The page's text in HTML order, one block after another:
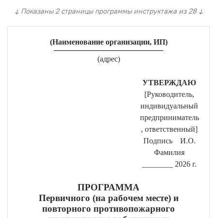
↓ Показаны 2 страницы программы инструктажа из 28 ↓
(Наименование организации, ИП)
(адрес)
УТВЕРЖДАЮ
[Руководитель,
индивидуальный
предприниматель
, ответственный]
Подпись И.О.
Фамилия
________ 2026 г.
ПРОГРАММА
Первичного (на рабочем месте) и
повторного противопожарного